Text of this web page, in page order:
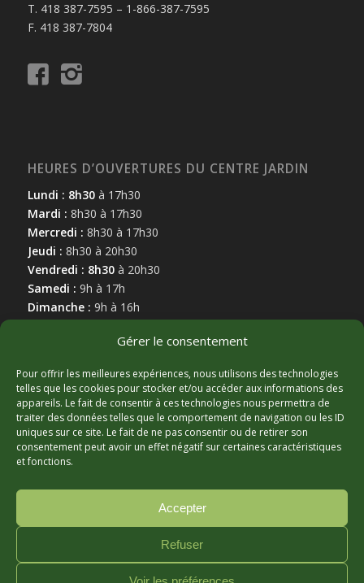
Gérer le consentement
Pour offrir les meilleures expériences, nous utilisons des technologies
telles que les cookies pour stocker et/ou accéder aux informations des
appareils. Le fait de consentir à ces technologies nous permettra de
traiter des données telles que le comportement de navigation ou les ID
uniques sur ce site. Le fait de ne pas consentir ou de retirer son
consentement peut avoir un effet négatif sur certaines caractéristiques
et fonctions.
Accepter
Refuser
T. 418 387-7595 – 1-866-387-7595
F. 418 387-7804
HEURES D’OUVERTURES DU CENTRE JARDIN
Lundi : 8h30à 17h30
Mardi : 8h30 à 17h30
Mercredi : 8h30 à 17h30
Jeudi : 8h30 à 20h30
Vendredi : 8h30à 20h30
Samedi : 9h à 17h
Dimanche : 9h à 16h
MARCHAND AFFILIÉ
© Copyright - Hortibeauce, 2025 - Conception :Zonart